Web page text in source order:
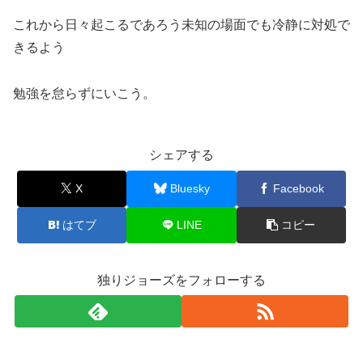
これから日々起こるであろう未知の場面でも冷静に対処で
きるよう
勉強を怠らずにいこう。
シェアする
X Bluesky Facebook
はてブ LINE コピー
独りジョーズをフォローする